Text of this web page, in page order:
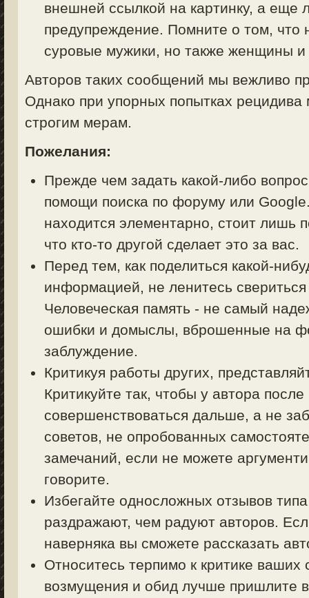
внешней ссылкой на картинку, а еще
предупреждение. Помните о том, что
суровые мужики, но также женщины и
Авторов таких сообщений мы вежливо
Однако при упорных попытках
строгим мерам.
Пожелания:
Прежде чем задать какой-либо
помощи поиска по форуму или
находится элементарно, стоит лишь
что кто-то другой сделает это за вас.
Перед тем, как поделиться какой-
информацией, не ленитесь
Человеческая память - не самый
ошибки и домыслы, вброшенные на
заблуждение.
Критикуя работы других,
Критикуйте так, чтобы у автора
совершенствоваться дальше, а не
советов, не опробованных
замечаний, если не можете
говорите.
Избегайте односложных отзывов
раздражают, чем радуют авторов.
наверняка вы сможете рассказать
Относитесь терпимо к критике
возмущения и обид лучше пришлите